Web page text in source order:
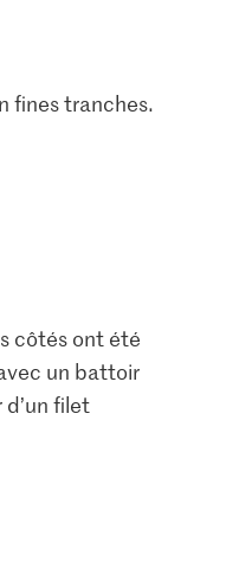
fines tranches.
côtés ont été
un battoir
filet